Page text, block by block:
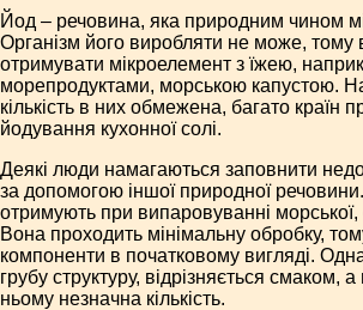
Йод – речовина, яка природним чином
Організм його виробляти не може, тому
отримувати мікроелемент з їжею,
морепродуктами, морською капустою.
кількість в них обмежена, багато країн
йодування кухонної солі.
Деякі люди намагаються заповнити
за допомогою іншої природної
отримують при випаровуванні морської,
Вона проходить мінімальну обробку,
компоненти в початковому вигляді.
грубу структуру, відрізняється смаком,
ньому незначна кількість.